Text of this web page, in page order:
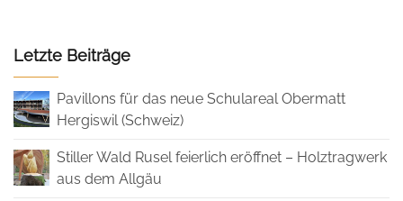
Letzte Beiträge
Pavillons für das neue Schulareal Obermatt
Hergiswil (Schweiz)
Stiller Wald Rusel feierlich eröffnet – Holztragwerk
aus dem Allgäu